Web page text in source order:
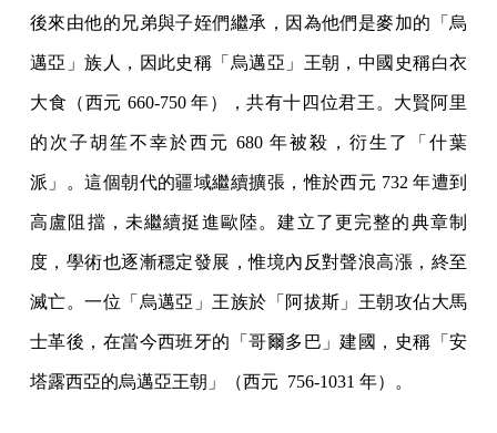
後來由他的兄弟與子姪們繼承，因為他們是麥加的「烏
邁亞」族人，因此史稱「烏邁亞」王朝，中國史稱白衣
大食（西元 660-750 年），共有十四位君王。大賢阿里
的次子胡笙不幸於西元 680 年被殺，衍生了「什葉
派」。這個朝代的疆域繼續擴張，惟於西元 732 年遭到
高盧阻擋，未繼續挺進歐陸。建立了更完整的典章制
度，學術也逐漸穩定發展，惟境內反對聲浪高漲，終至
滅亡。一位「烏邁亞」王族於「阿拔斯」王朝攻佔大馬
士革後，在當今西班牙的「哥爾多巴」建國，史稱「安
塔露西亞的烏邁亞王朝」（西元 756-1031 年）。